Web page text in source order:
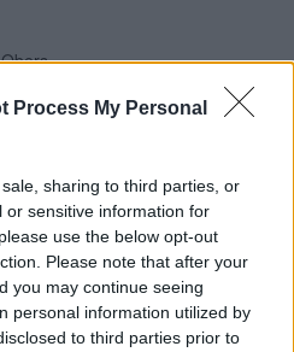
Process My Personal
sharing to third parties, or
or sensitive information for
use the below opt-out
Please note that after your
you may continue seeing
personal information utilized by
to third parties prior to
ohne Backen